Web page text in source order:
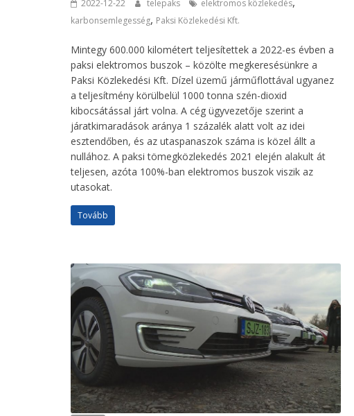
2022-12-22 telepaks elektromos közlekedés
karbonsemlegesség, Paksi Közlekedési Kft.
Mintegy 600.000 kilométert teljesítettek a 2022-es évben a
paksi elektromos buszok – közölte megkeresésünkre a
Paksi Közlekedési Kft. Dízel üzemű járműflottával ugyanez
a teljesítmény körülbelül 1000 tonna szén-dioxid
kibocsátással járt volna. A cég ügyvezetője szerint a
járatkimaradások aránya 1 százalék alatt volt az idei
esztendőben, és az utaspanaszok száma is közel állt a
nullához. A paksi tömegközlekedés 2021 elején alakult át
teljesen, azóta 100%-ban elektromos buszok viszik az
utasokat.
Tovább